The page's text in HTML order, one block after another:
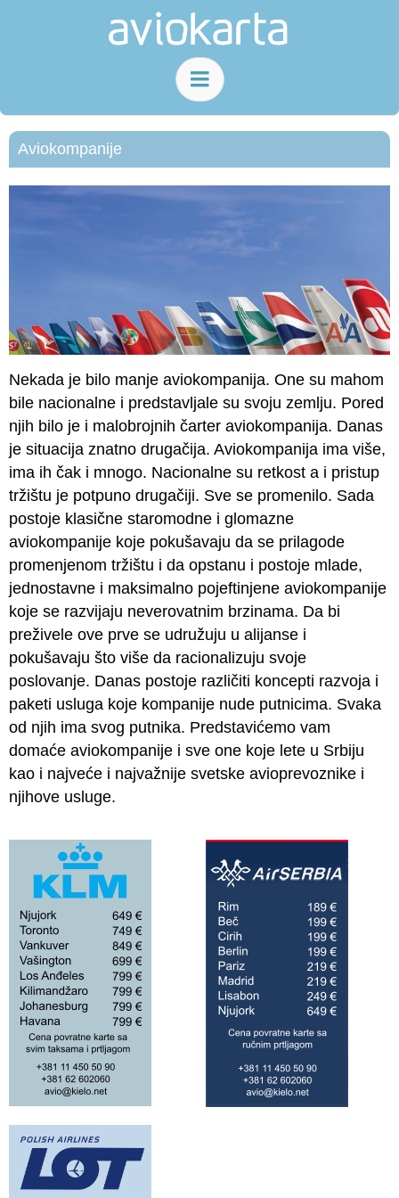
Aviokompanije
Nekada je bilo manje aviokompanija. One su mahom
bile nacionalne i predstavljale su svoju zemlju. Pored
njih bilo je i malobrojnih čarter aviokompanija. Danas
je situacija znatno drugačija. Aviokompanija ima više,
ima ih čak i mnogo. Nacionalne su retkost a i pristup
tržištu je potpuno drugačiji. Sve se promenilo. Sada
postoje klasične staromodne i glomazne
aviokompanije koje pokušavaju da se prilagode
promenjenom tržištu i da opstanu i postoje mlade,
jednostavne i maksimalno pojeftinjene aviokompanije
koje se razvijaju neverovatnim brzinama. Da bi
preživele ove prve se udružuju u alijanse i
pokušavaju što više da racionalizuju svoje
poslovanje. Danas postoje različiti koncepti razvoja i
paketi usluga koje kompanije nude putnicima. Svaka
od njih ima svog putnika. Predstavićemo vam
domaće aviokompanije i sve one koje lete u Srbiju
kao i najveće i najvažnije svetske avioprevoznike i
njihove usluge.